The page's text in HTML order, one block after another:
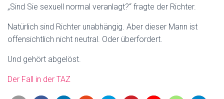
„Sind Sie sexuell normal veranlagt?“ fragte der Richter.
Natürlich sind Richter unabhängig. Aber dieser Mann ist
offensichtlich nicht neutral. Oder überfordert.
Und gehört abgelöst.
Der Fall in der TAZ